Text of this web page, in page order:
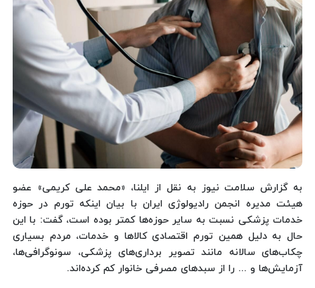
به گزارش سلامت نیوز به نقل از ایلنا، «محمد علی کریمی» عضو
هیئت مدیره انجمن رادیولوژی ایران با بیان اینکه تورم در حوزه
خدمات پزشکی نسبت به سایر حوزه‌ها کمتر بوده است، گفت: با این
حال به دلیل همین تورم اقتصادی کالاها و خدمات، مردم بسیاری
چکاب‌های سالانه مانند تصویر برداری‌های پزشکی، سونوگرافی‌ها،
آزمایش‌ها و ... را از سبدهای مصرفی خانوار کم کرده‌اند.